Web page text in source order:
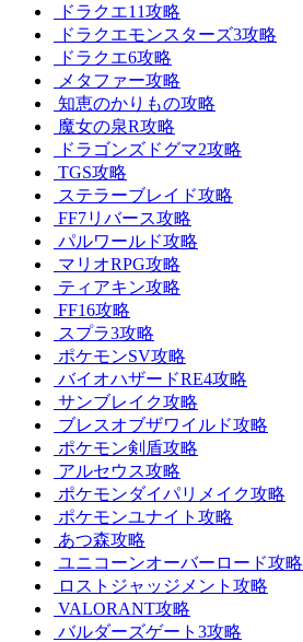
ドラクエ11攻略
ドラクエモンスターズ3攻略
ドラクエ6攻略
メタファー攻略
知恵のかりもの攻略
魔女の泉R攻略
ドラゴンズドグマ2攻略
TGS攻略
ステラーブレイド攻略
FF7リバース攻略
パルワールド攻略
マリオRPG攻略
ティアキン攻略
FF16攻略
スプラ3攻略
ポケモンSV攻略
バイオハザードRE4攻略
サンブレイク攻略
ブレスオブザワイルド攻略
ポケモン剣盾攻略
アルセウス攻略
ポケモンダイパリメイク攻略
ポケモンユナイト攻略
あつ森攻略
ユニコーンオーバーロード攻略
ロストジャッジメント攻略
VALORANT攻略
バルダーズゲート3攻略